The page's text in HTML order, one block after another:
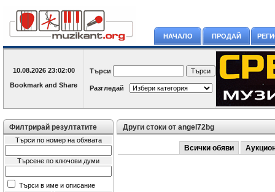
НАЧАЛО ПРОДАЙ
10.08.2026 23:02:00 Търси
Разгледай
Филтрирай резултатите
Търси по номер на обявата
Търсене по ключови думи
Търси в име и описание
Други стоки от angel72bg
Всички обяви